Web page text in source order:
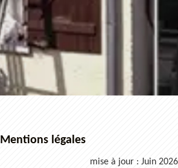
Mentions légales
mise à jour : Juin 2026